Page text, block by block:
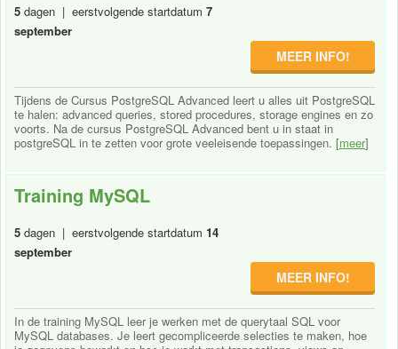
5 dagen | eerstvolgende startdatum 7
september
MEER INFO!
Tijdens de Cursus PostgreSQL Advanced leert u alles uit PostgreSQL
te halen: advanced queries, stored procedures, storage engines en zo
voorts. Na de cursus PostgreSQL Advanced bent u in staat in
postgreSQL in te zetten voor grote veeleisende toepassingen. [meer]
Training MySQL
5 dagen | eerstvolgende startdatum 14
september
MEER INFO!
In de training MySQL leer je werken met de querytaal SQL voor
MySQL databases. Je leert gecompliceerde selecties te maken, hoe